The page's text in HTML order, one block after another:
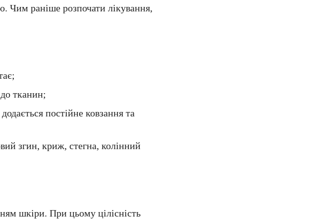
Чим раніше розпочати лікування,
тканин;
постійне ковзання та
згин, криж, стегна, колінний
шкіри. При цьому цілісність